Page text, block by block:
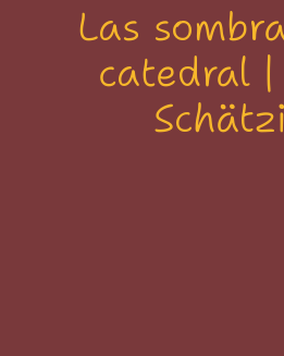
Las
catedral |